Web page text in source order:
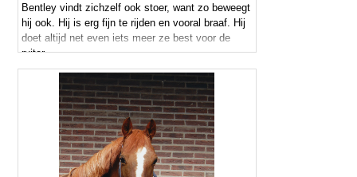
Bentley vindt zichzelf ook stoer, want zo beweegt
hij ook. Hij is erg fijn te rijden en vooral braaf. Hij
doet altijd net even iets meer ze best voor de
ruiter.